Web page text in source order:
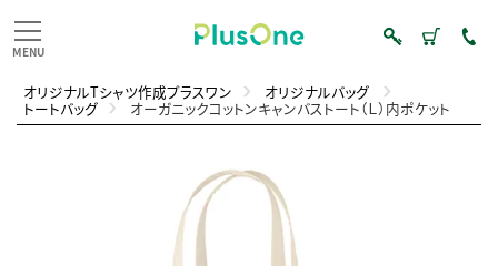
オリジナルTシャツ作成プラスワン オリジナルバッグ
トートバッグ オーガニックコットンキャンバストート（Ｌ）内ポケット